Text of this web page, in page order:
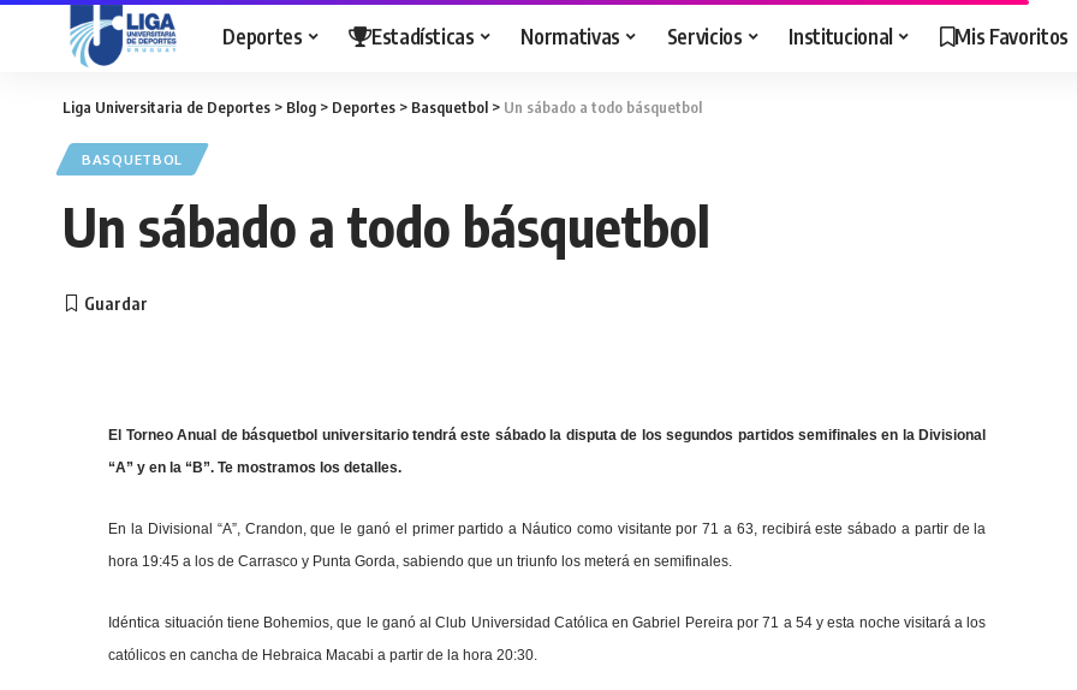
Deportes Estadísticas Normativas Servicios Institucional Mis Favoritos
Liga Universitaria de Deportes > Blog > Deportes > Basquetbol > Un sábado a todo básquetbol
BASQUETBOL
Un sábado a todo básquetbol
El Torneo Anual de básquetbol universitario tendrá este sábado la disputa de los segundos partidos semifinales en la Divisional
“A” y en la “B”. Te mostramos los detalles.
En la Divisional “A”, Crandon, que le ganó el primer partido a Náutico como visitante por 71 a 63, recibirá este sábado a partir de la
hora 19:45 a los de Carrasco y Punta Gorda, sabiendo que un triunfo los meterá en semifinales.
Idéntica situación tiene Bohemios, que le ganó al Club Universidad Católica en Gabriel Pereira por 71 a 54 y esta noche visitará a los
católicos en cancha de Hebraica Macabi a partir de la hora 20:30.